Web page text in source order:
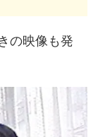
の映像も発